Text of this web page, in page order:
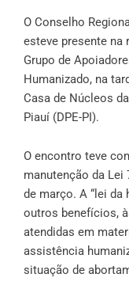
O Conselho
esteve presente na
Grupo de
Humanizado, na
Casa de Núcleos
Piauí (DPE-PI).
O encontro teve
manutenção da
de março. A “lei da
outros benefícios,
atendidas em
assistência
situação de